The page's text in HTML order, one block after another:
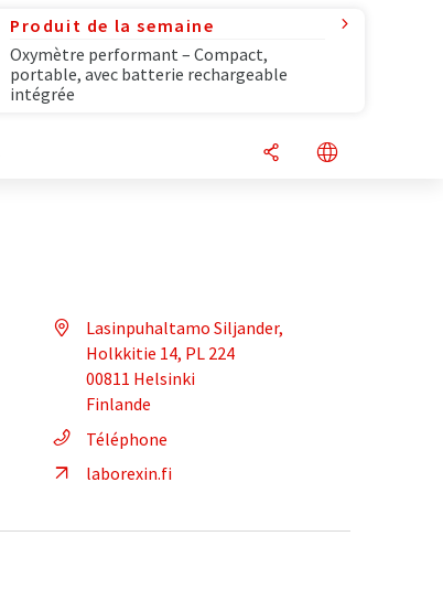
Produit de la semaine
Oxymètre performant – Compact,
portable, avec batterie rechargeable
intégrée
Lasinpuhaltamo Siljander,
Holkkitie 14, PL 224
00811 Helsinki
Finlande
Téléphone
laborexin.fi